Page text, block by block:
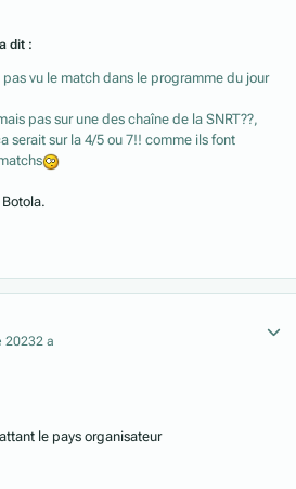
dit :
vu le match dans le programme du jour
pas sur une des chaîne de la SNRT??,
serait sur la 4/5 ou 7!! comme ils font
20232 a
le pays organisateur